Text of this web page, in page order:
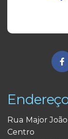
Rua Major
Centro